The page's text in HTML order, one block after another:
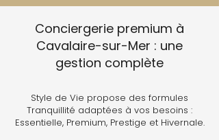
Conciergerie premium à
Cavalaire-sur-Mer : une
gestion complète
Style de Vie propose des formules
Tranquillité adaptées à vos besoins :
Essentielle, Premium, Prestige et Hivernale.